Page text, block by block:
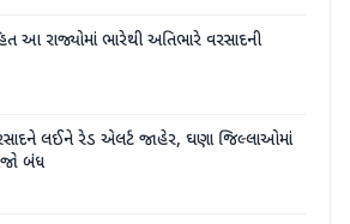
રાજ્યોમાં ભારેથી અતિભારે વરસાદની
લઈને રેડ એલર્ટ જાહેર, ઘણા જિલ્લાઓમાં
બંધ